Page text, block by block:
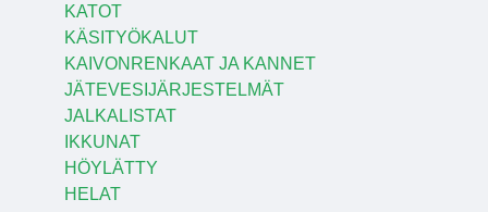
KATOT
KÄSITYÖKALUT
KAIVONRENKAAT JA KANNET
JÄTEVESIJÄRJESTELMÄT
JALKALISTAT
IKKUNAT
HÖYLÄTTY
HELAT